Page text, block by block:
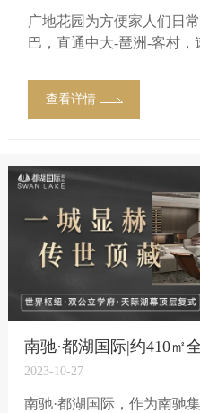
广地花园为方便家人们日
巴，直通中大-琶洲-客村，
查看详情
2023-10-27
南驰·都湖国际，作为南驰